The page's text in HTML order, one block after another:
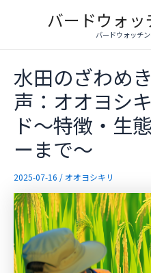
バードウォ
バードウォッチ
水田のざわめ
声：オオヨシ
ド～特徴・生
ーまで～
2025-07-16 /オオヨシキリ